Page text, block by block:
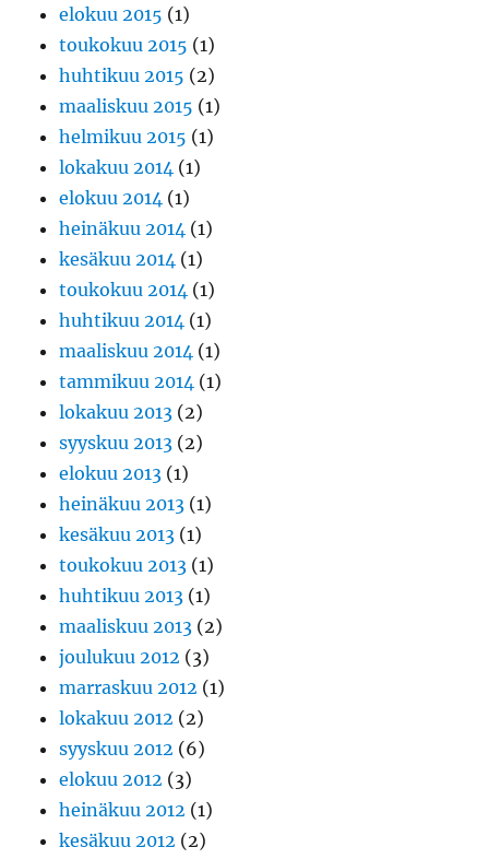
elokuu 2015 (1)
toukokuu 2015 (1)
huhtikuu 2015 (2)
maaliskuu 2015 (1)
helmikuu 2015 (1)
lokakuu 2014 (1)
elokuu 2014 (1)
heinäkuu 2014 (1)
kesäkuu 2014 (1)
toukokuu 2014 (1)
huhtikuu 2014 (1)
maaliskuu 2014 (1)
tammikuu 2014 (1)
lokakuu 2013 (2)
syyskuu 2013 (2)
elokuu 2013 (1)
heinäkuu 2013 (1)
kesäkuu 2013 (1)
toukokuu 2013 (1)
huhtikuu 2013 (1)
maaliskuu 2013 (2)
joulukuu 2012 (3)
marraskuu 2012 (1)
lokakuu 2012 (2)
syyskuu 2012 (6)
elokuu 2012 (3)
heinäkuu 2012 (1)
kesäkuu 2012 (2)